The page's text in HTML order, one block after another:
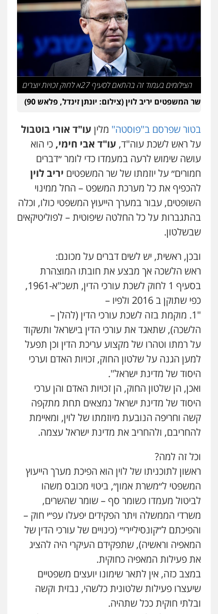
הצילומים בעמוד זה בהתאם לסעיף 27א לחוק זכויות יוצרים
שר המשפטים יריב לוין (צילום: יונתן זינדל, פלאש 90)
בטור שפרסם ב"פוסטה" מלין עו"ד אורי בוטבול
על ראש לשכת עוה"ד, עו"ד אבי חימי, כי הוא
עושה שימוש לרעה במעמדו כדי לומר ״דברים
חמורים״ על יוזמתו של שר המשפטים יריב לוין
להכפיף את כל מערכת המשפט – החל ממינוי
השופטים, עבור במערך הייעוץ המשפטי כולו, וכלה
בהתגברות על כל החלטה שיפוטית – לפוליטיקאים
שבשלטון.
ובכן, ראשית, יש לשים דברים על מכונם:
ראש הלשכה אך מבצע את חובתו המוצהרת
בסעיף 1 לחוק לשכת עורכי הדין, תשכ"א-1961,
כפי שתוקן ב 2016 ולפיו –
"1. מוקמת בזה לשכת עורכי הדין (להלן –
הלשכה), שתאגד את עורכי הדין בישראל ותשקוד
על רמתו וטהרו של מקצוע עריכת הדין וכן תפעל
למען הגנה על שלטון החוק, זכויות האדם וערכי
היסוד של מדינת ישראל".
ואכן, הן שלטון החוק, הן זכויות האדם והן ערכי
היסוד של מדינת ישראל נמצאים תחת מתקפה
קשה וחריפה הנובעת מיוזמתו של לוין, ומאיימת
להחריבם, ולהחריב את מדינת ישראל עצמה.
וכל זה למה?
ראשון לתוכניתו של לוין הוא הפיכת מערך הייעוץ
המשפטי ל״משרת אמון״, ביטוי מכובס משהו
לביטול מעמדו כשומר סף – שומר שהשרים,
משרדי הממשלה ויתר הפקידים יפעלו עפ״י חוק –
והפיכתם ל״קונסיליירי״ (כינויים של עורכי הדין של
המאפיה וראשיה), שתפקידם העיקרי היה להציג
את פעילות המאפיה כחוקית.
במצב כזה, אין לתאר שימונו יועצים משפטיים
שיעצרו פעילות שלטונית כלשהי, נבזית וקשה
ובלתי חוקית ככל שתהיה.